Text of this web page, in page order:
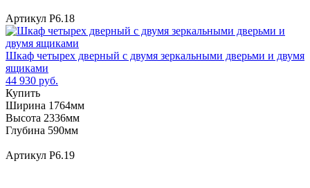
Артикул Р6.18
Шкаф четырех дверный с двумя зеркальными дверьми и двумя
ящиками
44 930 руб.
Купить
Ширина 1764мм
Высота 2336мм
Глубина 590мм
Артикул Р6.19